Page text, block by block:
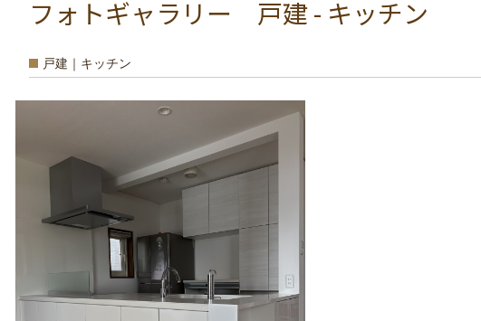
フォトギャラリー 戸建 - キッチン
戸建｜キッチン